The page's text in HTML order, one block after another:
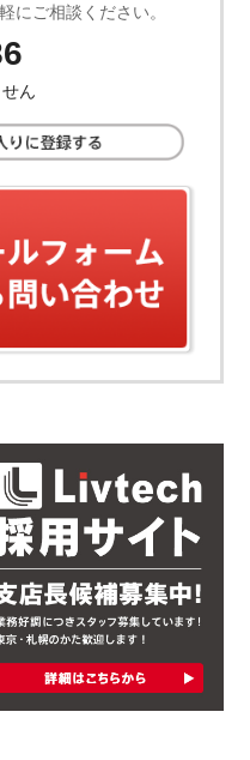
にご相談ください。
ん